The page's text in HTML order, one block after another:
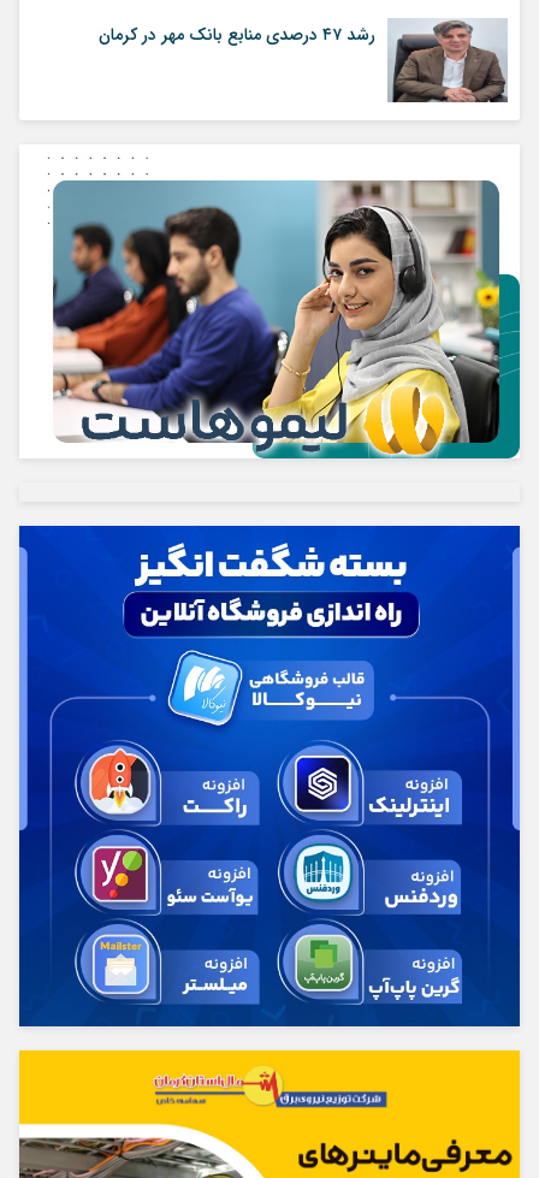
رشد ۴۷ درصدی منابع بانک مهر در کرمان